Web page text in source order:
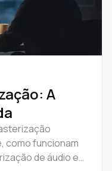
A
como funcionam
de áudio e